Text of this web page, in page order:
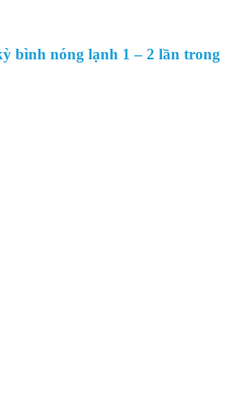
bình nóng lạnh 1 – 2 lần trong